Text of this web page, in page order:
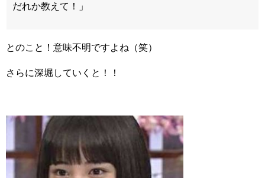
だれか教えて！」
とのこと！意味不明ですよね（笑）
さらに深堀していくと！！